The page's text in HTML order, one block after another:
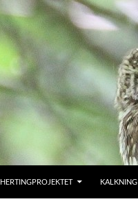
HERTINGPROJEKTET KALKNING